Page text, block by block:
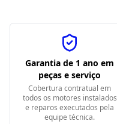
Garantia de 1 ano em
peças e serviço
Cobertura contratual em
todos os motores instalados
e reparos executados pela
equipe técnica.